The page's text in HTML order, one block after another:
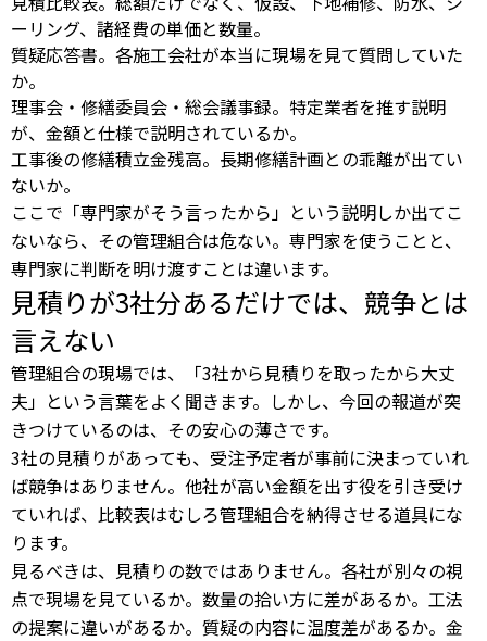
ーリング、諸経費の単価と数量。
質疑応答書。各施工会社が本当に現場を見て質問していた
か。
理事会・修繕委員会・総会議事録。特定業者を推す説明
が、金額と仕様で説明されているか。
工事後の修繕積立金残高。長期修繕計画との乖離が出てい
ないか。
ここで「専門家がそう言ったから」という説明しか出てこ
ないなら、その管理組合は危ない。専門家を使うことと、
専門家に判断を明け渡すことは違います。
見積りが3社分あるだけでは、競争とは
言えない
管理組合の現場では、「3社から見積りを取ったから大丈
夫」という言葉をよく聞きます。しかし、今回の報道が突
きつけているのは、その安心の薄さです。
3社の見積りがあっても、受注予定者が事前に決まっていれ
ば競争はありません。他社が高い金額を出す役を引き受け
ていれば、比較表はむしろ管理組合を納得させる道具にな
ります。
見るべきは、見積りの数ではありません。各社が別々の視
点で現場を見ているか。数量の拾い方に差があるか。工法
の提案に違いがあるか。質疑の内容に温度差があるか。金